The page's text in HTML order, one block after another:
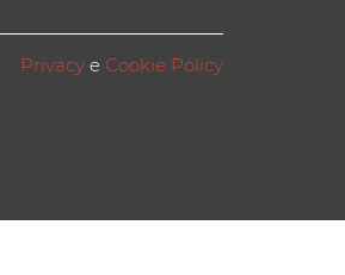
Privacy e Cookie Policy